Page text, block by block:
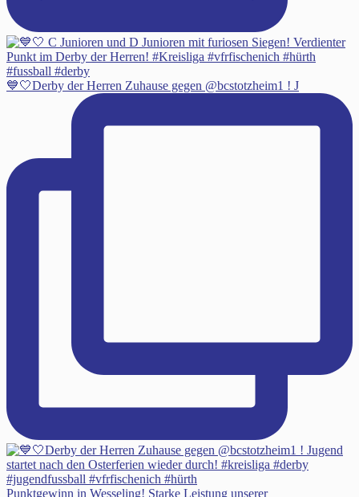
💙🤍Derby der Herren Zuhause gegen @bcstotzheim1 ! J
Punktgewinn in Wesseling! Starke Leistung unserer